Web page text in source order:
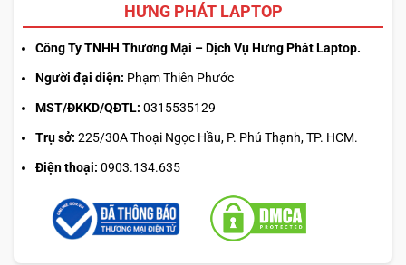
HƯNG PHÁT LAPTOP
Công Ty TNHH Thương Mại – Dịch Vụ Hưng Phát Laptop.
Người đại diện: Phạm Thiên Phước
MST/ĐKKD/QĐTL: 0315535129
Trụ sở: 225/30A Thoại Ngọc Hầu, P. Phú Thạnh, TP. HCM.
Điện thoại: 0903.134.635